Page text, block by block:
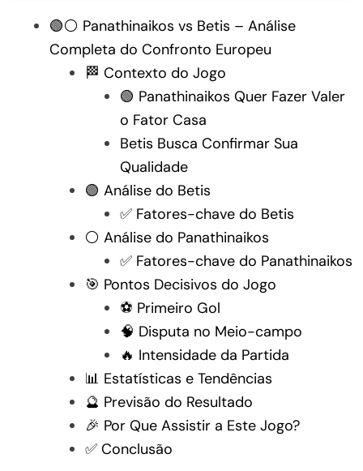
🟢⚪ Panathinaikos vs Betis – Análise
Completa do Confronto Europeu
🏁 Contexto do Jogo
🟢 Panathinaikos Quer Fazer Valer
o Fator Casa
Betis Busca Confirmar Sua
Qualidade
🟢 Análise do Betis
✅ Fatores-chave do Betis
⚪ Análise do Panathinaikos
✅ Fatores-chave do Panathinaikos
🎯 Pontos Decisivos do Jogo
⚽ Primeiro Gol
🧠 Disputa no Meio-campo
🔥 Intensidade da Partida
📊 Estatísticas e Tendências
🔮 Previsão do Resultado
🎉 Por Que Assistir a Este Jogo?
✅ Conclusão